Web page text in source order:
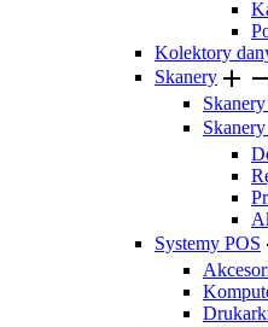
Kolektory
Skanery  
Systemy POS